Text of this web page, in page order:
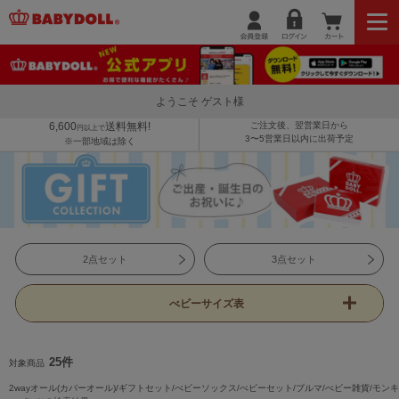
ようこそ ゲスト様
6,600 円以上で送料無料!
※一部地域は除く
ご注文後、翌営業日から
3〜5営業日以内に出荷予定
2点セット 3点セット
べビーサイズ表
対象商品 25件
2wayオール(カバーオール)/ギフトセット/べビーソックス/べビーセット/ブルマ/べビー雑貨/モンキ